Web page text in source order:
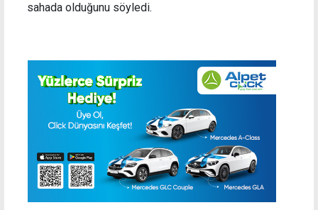
sahada olduğunu söyledi.